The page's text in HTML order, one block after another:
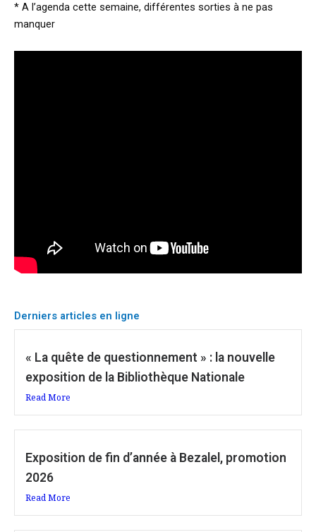
* A l’agenda cette semaine, différentes sorties à ne pas
manquer
Derniers articles en ligne
« La quête de questionnement » : la nouvelle
exposition de la Bibliothèque Nationale
Read More
Exposition de fin d’année à Bezalel, promotion
2026
Read More